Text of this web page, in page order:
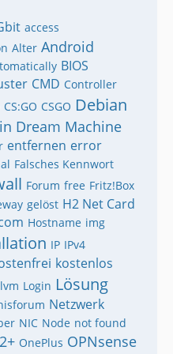
access
Alter Android
BIOS
CMD Controller
CS:GO CSGO Debian
Dream Machine
entfernen error
Falsches Kennwort
Forum free Fritz!Box
gelöst H2 Net Card
Hostname img
IP IPv4
kostenlos
Login Lösung
Netzwerk
NIC Node not found
OnePlus OPNsense